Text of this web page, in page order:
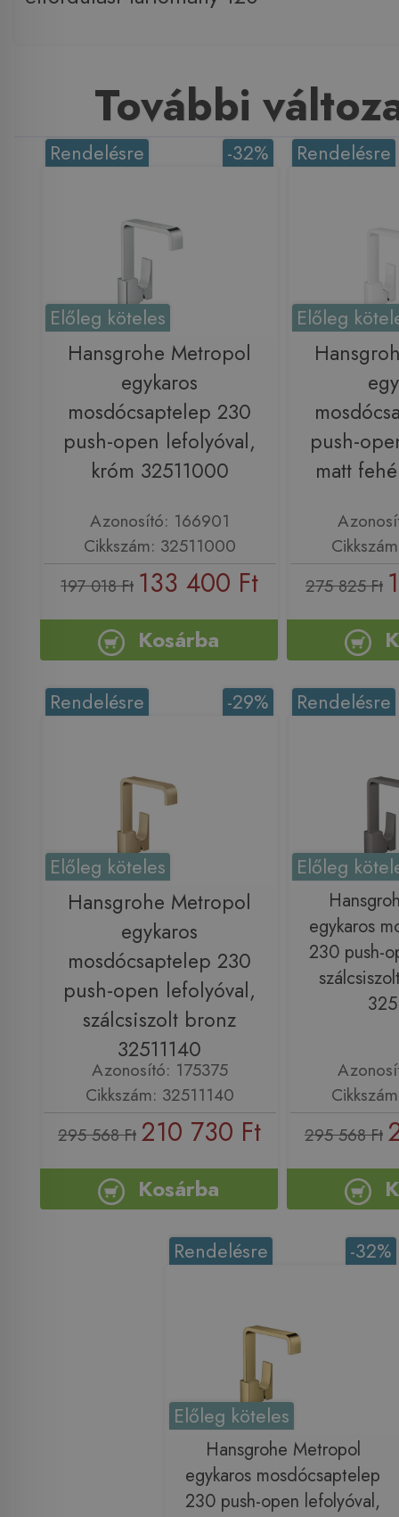
További
-32%
Rendelésre
Előleg köteles
Hansgrohe Metropol
egykaros
mosdócsaptelep 230
push-open lefolyóval,
króm 32511000
Azonosító: 166901
Cikkszám: 32511000
197 018 Ft 133 400 Ft
Kosárba
Rendelésre
Előleg
push-
matt
275 825 Ft
-29%
Rendelésre
Előleg köteles
Hansgrohe Metropol
egykaros
mosdócsaptelep 230
push-open lefolyóval,
szálcsiszolt bronz
32511140
Azonosító: 175375
Cikkszám: 32511140
295 568 Ft 210 730 Ft
Kosárba
Rendelésre
Előleg
egykaros
230 push-
295 568 Ft
-32%
Rendelésre
Előleg köteles
Hansgrohe Metropol
egykaros mosdócsaptelep
230 push-open lefolyóval,